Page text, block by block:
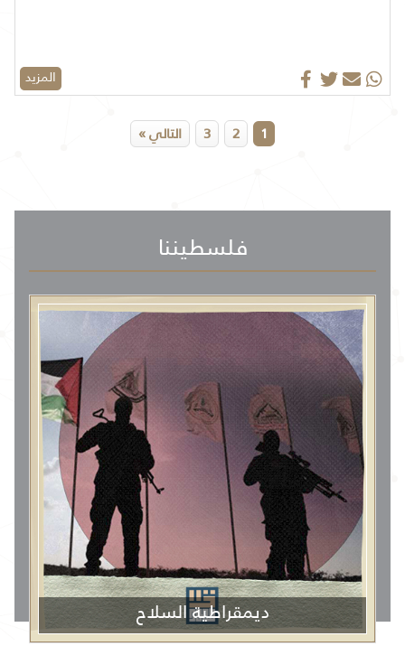
المزيد
1
2
3 التالي »
فلسطيننا
ديمقراطية السلاح